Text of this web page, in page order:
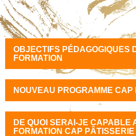
OBJECTIFS PÉDAGOGIQUES
FORMATION
NOUVEAU PROGRAMME CAP
DE QUOI SERAI-JE CAPABLE
FORMATION CAP